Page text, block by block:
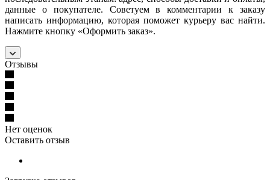
данные о покупателе. Советуем в комментарии к заказу
написать информацию, которая поможет курьеру вас найти.
Нажмите кнопку «Оформить заказ».
Отзывы
Нет оценок
Оставить отзыв